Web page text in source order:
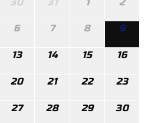
6 7 8 9
13 14 15 16
20 21 22 23
27 28 29 30